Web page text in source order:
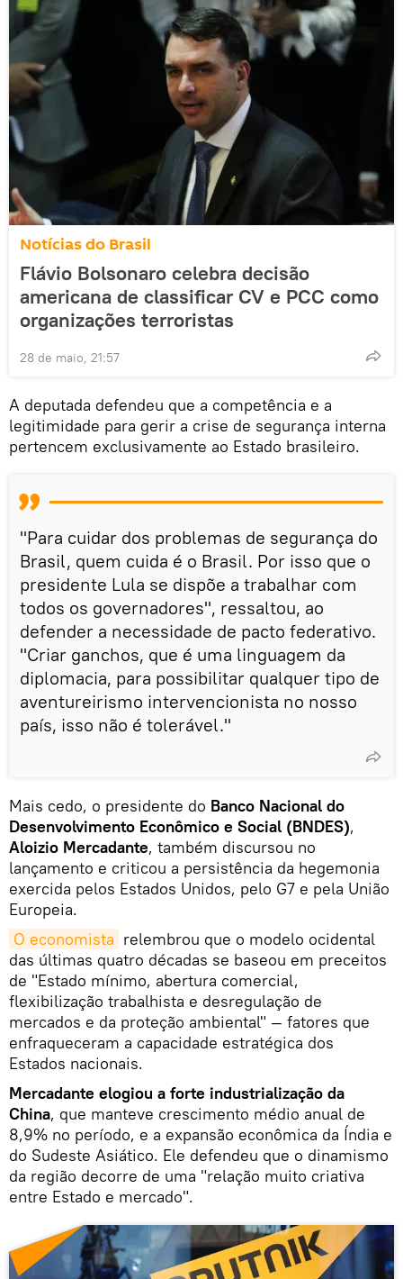
Notícias do Brasil
Flávio Bolsonaro celebra decisão
americana de classificar CV e PCC como
organizações terroristas
28 de maio, 21:57
A deputada defendeu que a competência e a
legitimidade para gerir a crise de segurança interna
pertencem exclusivamente ao Estado brasileiro.
"Para cuidar dos problemas de segurança do
Brasil, quem cuida é o Brasil. Por isso que o
presidente Lula se dispõe a trabalhar com
todos os governadores", ressaltou, ao
defender a necessidade de pacto federativo.
"Criar ganchos, que é uma linguagem da
diplomacia, para possibilitar qualquer tipo de
aventureirismo intervencionista no nosso
país, isso não é tolerável."
Mais cedo, o presidente do Banco Nacional do
Desenvolvimento Econômico e Social (BNDES),
Aloizio Mercadante, também discursou no
lançamento e criticou a persistência da hegemonia
exercida pelos Estados Unidos, pelo G7 e pela União
Europeia.
O economista relembrou que o modelo ocidental
das últimas quatro décadas se baseou em preceitos
de "Estado mínimo, abertura comercial,
flexibilização trabalhista e desregulação de
mercados e da proteção ambiental" — fatores que
enfraqueceram a capacidade estratégica dos
Estados nacionais.
Mercadante elogiou a forte industrialização da
China, que manteve crescimento médio anual de
8,9% no período, e a expansão econômica da Índia e
do Sudeste Asiático. Ele defendeu que o dinamismo
da região decorre de uma "relação muito criativa
entre Estado e mercado".